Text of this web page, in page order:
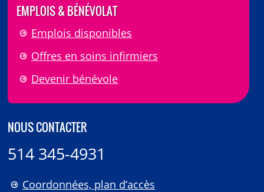
EMPLOIS & BÉNÉVOLAT
Emplois disponibles
Offres en soins infirmiers
Devenir bénévole
NOUS CONTACTER
514 345-4931
Coordonnées, plan d’accès